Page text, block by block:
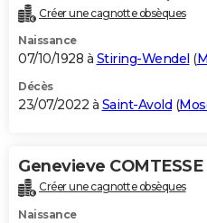
Créer une cagnotte obsèques
Naissance
07/10/1928 à Stiring-Wendel (
Décès
23/07/2022 à Saint-Avold (
Genevieve COMTESSE
Créer une cagnotte obsèques
Naissance